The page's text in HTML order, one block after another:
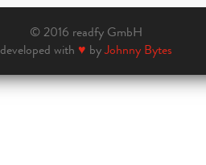
© 2016 readfy GmbH
developed with ♥ byJohnny Bytes